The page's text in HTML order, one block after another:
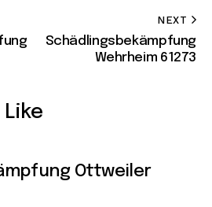
NEXT
Schädlingsbekämpfung
Wehrheim 61273
Like
Ottweiler